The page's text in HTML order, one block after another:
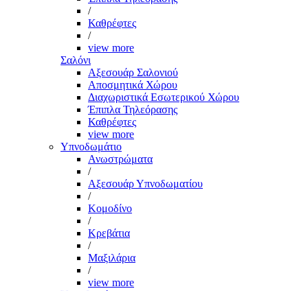
/
Καθρέφτες
/
view more
Σαλόνι
Αξεσουάρ Σαλονιού
Αποσμητικά Χώρου
Διαχωριστικά Εσωτερικού Χώρου
Έπιπλα Τηλεόρασης
Καθρέφτες
view more
Υπνοδωμάτιο
Ανωστρώματα
/
Αξεσουάρ Υπνοδωματίου
/
Κομοδίνο
/
Κρεβάτια
/
Μαξιλάρια
/
view more